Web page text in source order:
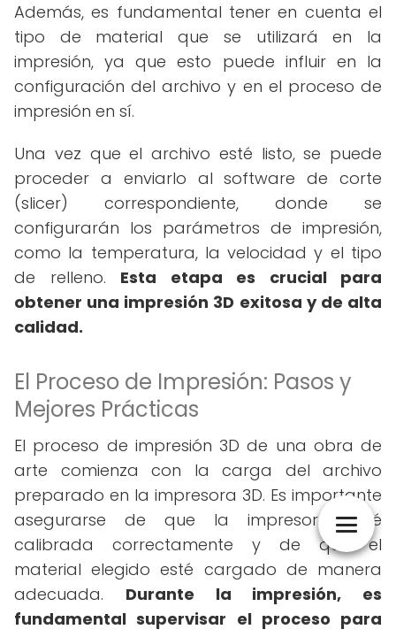
Además, es fundamental tener en cuenta el
tipo de material que se utilizará en la
impresión, ya que esto puede influir en la
configuración del archivo y en el proceso de
impresión en sí.
Una vez que el archivo esté listo, se puede
proceder a enviarlo al software de corte
(slicer) correspondiente, donde se
configurarán los parámetros de impresión,
como la temperatura, la velocidad y el tipo
de relleno. Esta etapa es crucial para
obtener una impresión 3D exitosa y de alta
calidad.
El Proceso de Impresión: Pasos y
Mejores Prácticas
El proceso de impresión 3D de una obra de
arte comienza con la carga del archivo
preparado en la impresora 3D. Es importante
asegurarse de que la impresora esté
calibrada correctamente y de que el
material elegido esté cargado de manera
adecuada. Durante la impresión, es
fundamental supervisar el proceso para